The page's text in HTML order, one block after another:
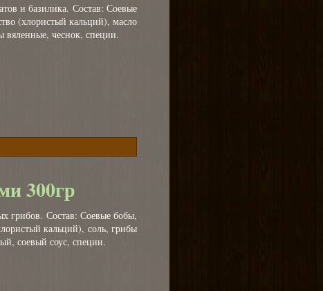
и базилика. Состав: Соевые
(хлористый кальций), масло
вяленные, чеснок, специи.
300гр
грибов. Состав: Соевые бобы,
кальций), соль, грибы
соевый соус, специи.